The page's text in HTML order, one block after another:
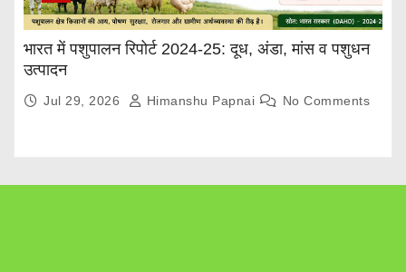
भारत में पशुपालन रिपोर्ट 2024-25: दूध, अंडा, मांस व पशुधन
उत्पादन
Jul 29, 2026 Himanshu Papnai No Comments